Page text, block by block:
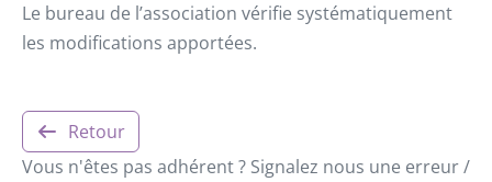
Le bureau de l’association vérifie systématiquement
les modifications apportées.
Retour
Vous n'êtes pas adhérent ? Signalez nous une erreur /